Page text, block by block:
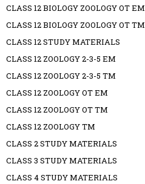
CLASS 12 BIOLOGY ZOOLOGY OT EM
CLASS 12 BIOLOGY ZOOLOGY OT TM
CLASS 12 STUDY MATERIALS
CLASS 12 ZOOLOGY 2-3-5 EM
CLASS 12 ZOOLOGY 2-3-5 TM
CLASS 12 ZOOLOGY OT EM
CLASS 12 ZOOLOGY OT TM
CLASS 12 ZOOLOGY TM
CLASS 2 STUDY MATERIALS
CLASS 3 STUDY MATERIALS
CLASS 4 STUDY MATERIALS